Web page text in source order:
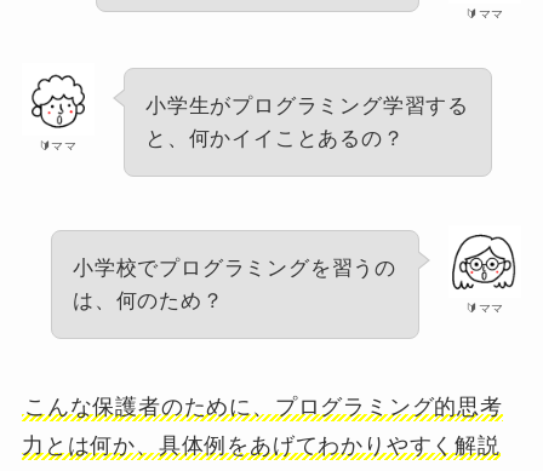
🔰ママ
🔰ママ
小学生がプログラミング学習する
と、何かイイことあるの？
🔰ママ
小学校でプログラミングを習うの
は、何のため？
こんな保護者のために、プログラミング的思考
力とは何か、具体例をあげてわかりやすく解説